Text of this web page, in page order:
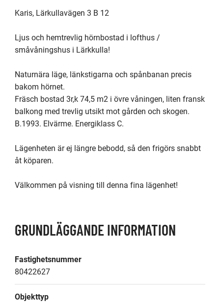
Karis, Lärkullavägen 3 B 12
Ljus och hemtrevlig hörnbostad i lofthus /
småvåningshus i Lärkkulla!
Naturnära läge, länkstigarna och spånbanan precis
bakom hörnet.
Fräsch bostad 3r,k 74,5 m2 i övre våningen, liten fransk
balkong med trevlig utsikt mot gården och skogen.
B.1993. Elvärme. Energiklass C.
Lägenheten är ej längre bebodd, så den frigörs snabbt
åt köparen.
Välkommen på visning till denna fina lägenhet!
GRUNDLÄGGANDE INFORMATION
Fastighetsnummer
80422627
Objekttyp